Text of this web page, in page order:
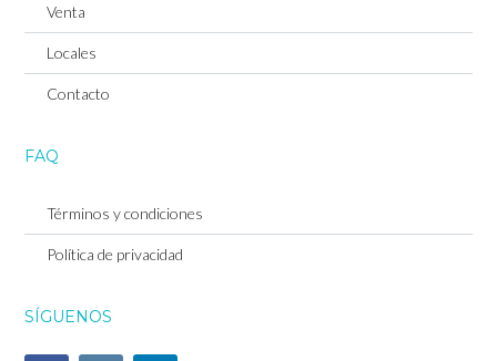
Venta
Locales
Contacto
FAQ
Términos y condiciones
Política de privacidad
SÍGUENOS